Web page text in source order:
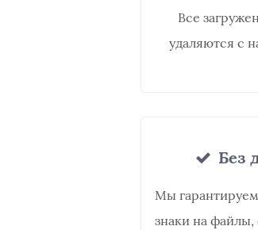
Все
удаляются с
Без
Мы
знаки на